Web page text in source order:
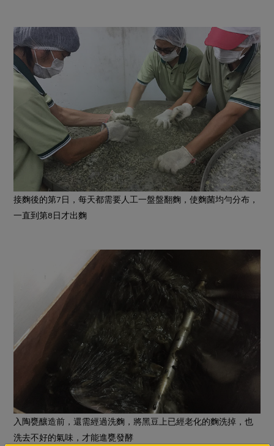
接麴後的第7日，每天都需要人工一盤盤翻麴，使麴菌均勻分布，
一直到第8日才出麴
入陶甕釀造前，還需經過洗麴，將黑豆上已經老化的麴洗掉，也
洗去不好的氣味，才能進甕發酵